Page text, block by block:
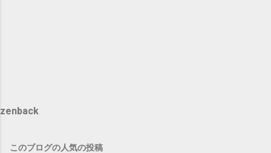
zenback
このブログの人気の投稿